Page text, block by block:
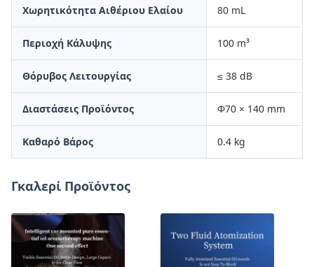
Χωρητικότητα Αιθέριου Ελαίου 80 mL
Περιοχή Κάλυψης 100 m³
Θόρυβος Λειτουργίας ≤ 38 dB
Διαστάσεις Προϊόντος Φ70 × 140 mm
Καθαρό Βάρος 0.4 kg
Γκαλερί Προϊόντος